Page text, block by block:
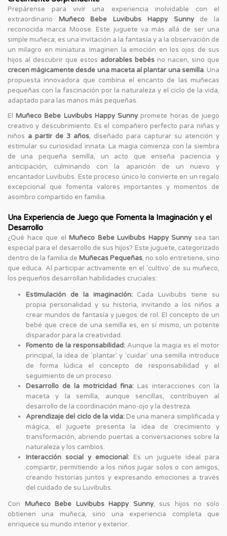
Prepárense para vivir una experiencia inolvidable con el
extraordinario Muñeco Bebe Luvibubs Happy Sunnyde la
reconocida marca Moose. Este juguete va más allá de ser una
simple muñeca; es una invitación a la fantasía y a la observación de
un milagro en miniatura. Imaginen la emoción en los ojos de sus
hijos al descubrir que estos adorables bebés no nacen, sino que
crecen mágicamente desde una maceta al plantar una semilla. Una
propuesta innovadora que combina el encanto de las muñecas
pequeñas con la fascinación por la naturaleza y el ciclo de la vida,
adaptado para las manos más pequeñas.
ElMuñeco Bebe Luvibubs Happy Sunny promete horas de juego
creativo y descubrimiento. Es el compañero perfecto para niñas y
niños a partir de 3 años, diseñado para capturar su atención y
estimular su curiosidad innata. La magia comienza con la siembra
de una pequeña semilla, un acto que enseña paciencia y
anticipación, culminando con la aparición de un nuevo y
encantador Luvibubs. Este proceso único lo convierte en un regalo
excepcional que fomenta valores importantes y momentos de
asombro compartido en familia.
Una Experiencia de Juego que Fomenta la Imaginación y el
Desarrollo
¿Qué hace que el Muñeco Bebe Luvibubs Happy Sunny sea tan
especial para el desarrollo de sus hijos? Este juguete, categorizado
dentro de la familia de Muñecas Pequeñas, no solo entretiene, sino
que educa. Al participar activamente en el 'cultivo' de su muñeco,
los pequeños desarrollan habilidades cruciales:
Estimulación de la imaginación:Cada Luvibubs tiene su
propia personalidad y su historia, invitando a los niños a
crear mundos de fantasía y juegos de rol. El concepto de un
bebé que crece de una semilla es, en sí mismo, un potente
disparador para la creatividad.
Fomento de la responsabilidad: Aunque la magia es el motor
principal, la idea de 'plantar' y 'cuidar' una semilla introduce
de forma lúdica el concepto de responsabilidad y el
seguimiento de un proceso.
Desarrollo de la motricidad fina: Las interacciones con la
maceta y la semilla, aunque sencillas, contribuyen al
desarrollo de la coordinación mano-ojo y la destreza.
Aprendizaje del ciclo de la vida:De una manera simplificada y
mágica, el juguete presenta la idea de crecimiento y
transformación, abriendo puertas a conversaciones sobre la
naturaleza y los cambios.
Interacción social y emocional: Es un juguete ideal para
compartir, permitiendo a los niños jugar solos o con amigos,
creando historias juntos y expresando emociones a través
del cuidado de su Luvibubs.
Con Muñeco Bebe Luvibubs Happy Sunny, sus hijos no solo
obtienen una muñeca, sino una experiencia completa que
enriquece su mundo interior y exterior.